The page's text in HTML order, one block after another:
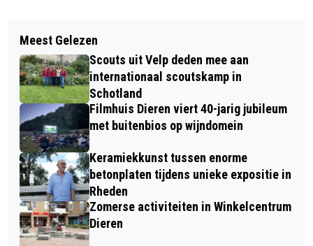
MARCH & SHOWBAND RHEDEN HAALT
GOUD OP WERELD MUZIEK CONCOURS
TE KERKRADE
ONS ANTON PIECK FESTIVAL IN
HARTJE VELP 27 EN 28 AUGUSTUS
2022
Meest Gelezen
Scouts uit Velp deden mee aan
internationaal scoutskamp in
Schotland
Filmhuis Dieren viert 40-jarig jubileum
met buitenbios op wijndomein
Keramiekkunst tussen enorme
betonplaten tijdens unieke expositie in
Rheden
Zomerse activiteiten in Winkelcentrum
Dieren